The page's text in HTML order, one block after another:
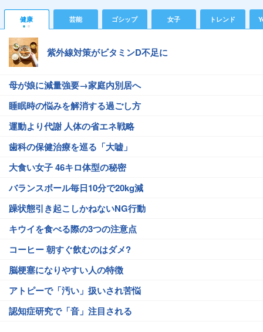
健康 芸能 ゴシップ 女子 トレンド
紫外線対策がビタミンD不足に
母が娘に減量強要→家庭内別居へ
睡眠時の悩みを解消する過ごし方
運動より代謝 人体の省エネ戦略
歯科の保健治療を巡る「大嘘」
大食い女子 46キロ体型の秘密
バランスボール毎日10分で20kg減
躁状態引き起こしかねないNG行動
キウイを食べる際の3つの注意点
コーヒー 朝すぐ飲むのはダメ?
脳梗塞になりやすい人の特徴
アトピーで「汚い」扱いされ苦悩
認知症研究で「音」注目される